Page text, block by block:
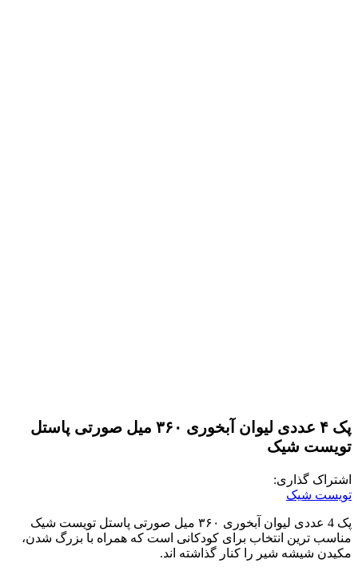
پک ۴ عددی لیوان آبخوری ۳۶۰ میل صورتی پاستل
تویست شیک
اشتراک گذاری:
تویست شیک
پک 4 عددی لیوان آبخوری ۳۶۰ میل صورتی پاستل تویست شیک
مناسب ترین انتخاب برای کودکانی است که همراه با بزرگ شدن،
مکیدن شیشه شیر را کنار گذاشته اند.